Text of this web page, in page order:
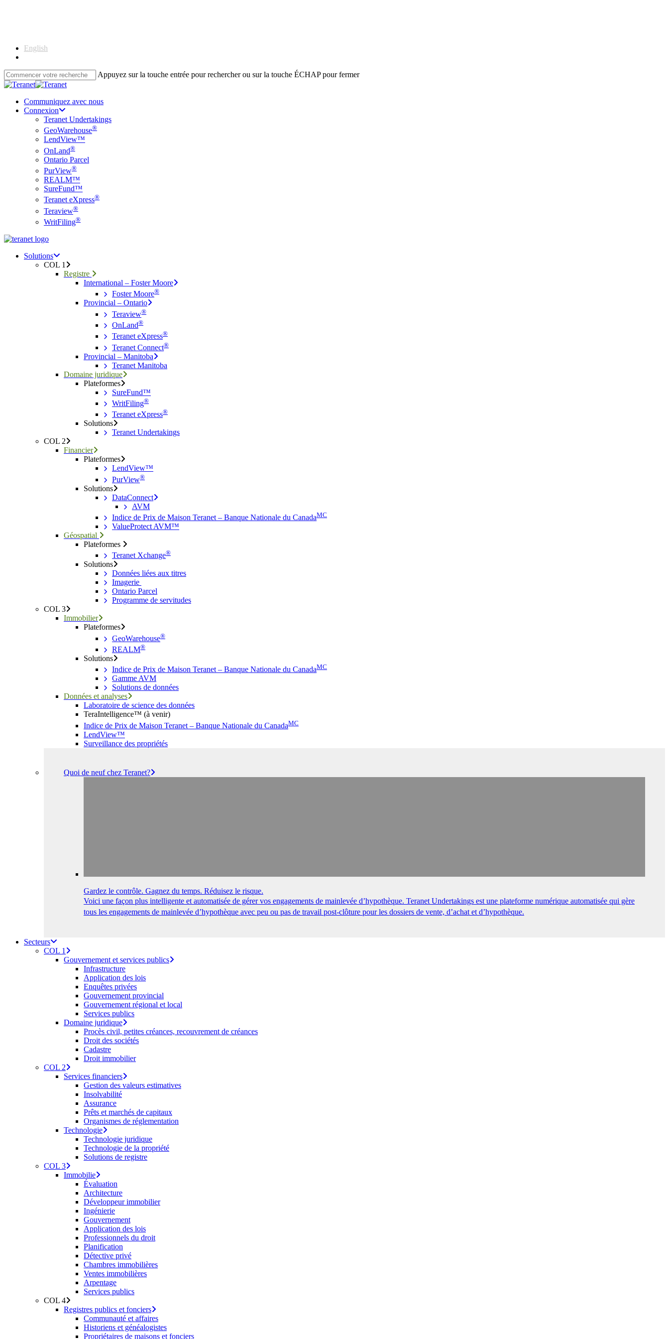
English
Appuyez sur la touche entrée pour rechercher ou sur la touche ÉCHAP pour fermer
Close
Communiquez avec nous
Connexion
Teranet Undertakings
GeoWarehouse®
LendView™
OnLand®
Ontario Parcel
PurView®
REALM™
SureFund™
Teranet eXpress®
Teraview®
WritFiling®
Menu
search
Menu
Solutions
COL 1
Registre
International – Foster Moore
Foster Moore®
Provincial – Ontario
Teraview®
OnLand®
Teranet eXpress®
Teranet Connect®
Provincial – Manitoba
Teranet Manitoba
Domaine juridique
Plateformes
SureFund™
WritFiling®
Teranet eXpress®
Solutions
Teranet Undertakings
COL 2
Financier
Plateformes
LendView™
PurView®
Solutions
DataConnect
AVM
Indice de Prix de Maison Teranet – Banque Nationale du CanadaMC
ValueProtect AVM™
Géospatial
Plateformes
Teranet Xchange®
Solutions
Données liées aux titres
Imagerie
Ontario Parcel
Programme de servitudes
COL 3
Immobilier
Plateformes
GeoWarehouse®
REALM®
Solutions
Indice de Prix de Maison Teranet – Banque Nationale du CanadaMC
Gamme AVM
Solutions de données
Données et analyses
Laboratoire de science des données
TeraIntelligence™ (à venir)
Indice de Prix de Maison Teranet – Banque Nationale du CanadaMC
LendView™
Surveillance des propriétés
Quoi de neuf chez Teranet?
Gardez le contrôle. Gagnez du temps. Réduisez le risque.
Voici une façon plus intelligente et automatisée de gérer vos engagements de mainlevée d’hypothèque. Teranet Undertakings est une plateforme numérique automatisée qui gère
tous les engagements de mainlevée d’hypothèque avec peu ou pas de travail post-clôture pour les dossiers de vente, d’achat et d’hypothèque.
Secteurs
COL 1
Gouvernement et services publics
Infrastructure
Application des lois
Enquêtes privées
Gouvernement provincial
Gouvernement régional et local
Services publics
Domaine juridique
Procès civil, petites créances, recouvrement de créances
Droit des sociétés
Cadastre
Droit immobilier
COL 2
Services financiers
Gestion des valeurs estimatives
Insolvabilité
Assurance
Prêts et marchés de capitaux
Organismes de réglementation
Technologie
Technologie juridique
Technologie de la propriété
Solutions de registre
COL 3
Immobilie
Évaluation
Architecture
Développeur immobilier
Ingénierie
Gouvernement
Application des lois
Professionnels du droit
Planification
Détective privé
Chambres immobilières
Ventes immobilières
Arpentage
Services publics
COL 4
Registres publics et fonciers
Communauté et affaires
Historiens et généalogistes
Propriétaires de maisons et fonciers